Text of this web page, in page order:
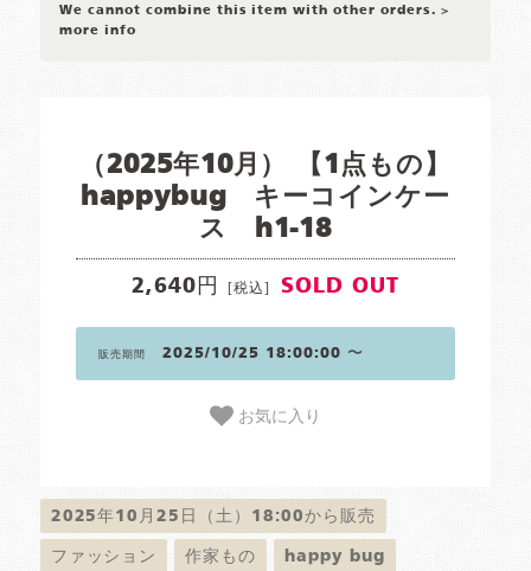
We cannot combine this item with other orders. >
more info
（2025年10月） 【1点もの】
happybug キーコインケー
ス h1-18
2,640円 [税込] SOLD OUT
販売期間 2025/10/25 18:00:00 〜
お気に入り
2025年10月25日（土）18:00から販売
ファッション 作家もの happy bug